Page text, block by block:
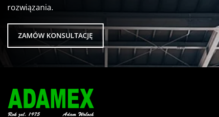
rozwiązania.
ZAMÓW KONSULTACJĘ